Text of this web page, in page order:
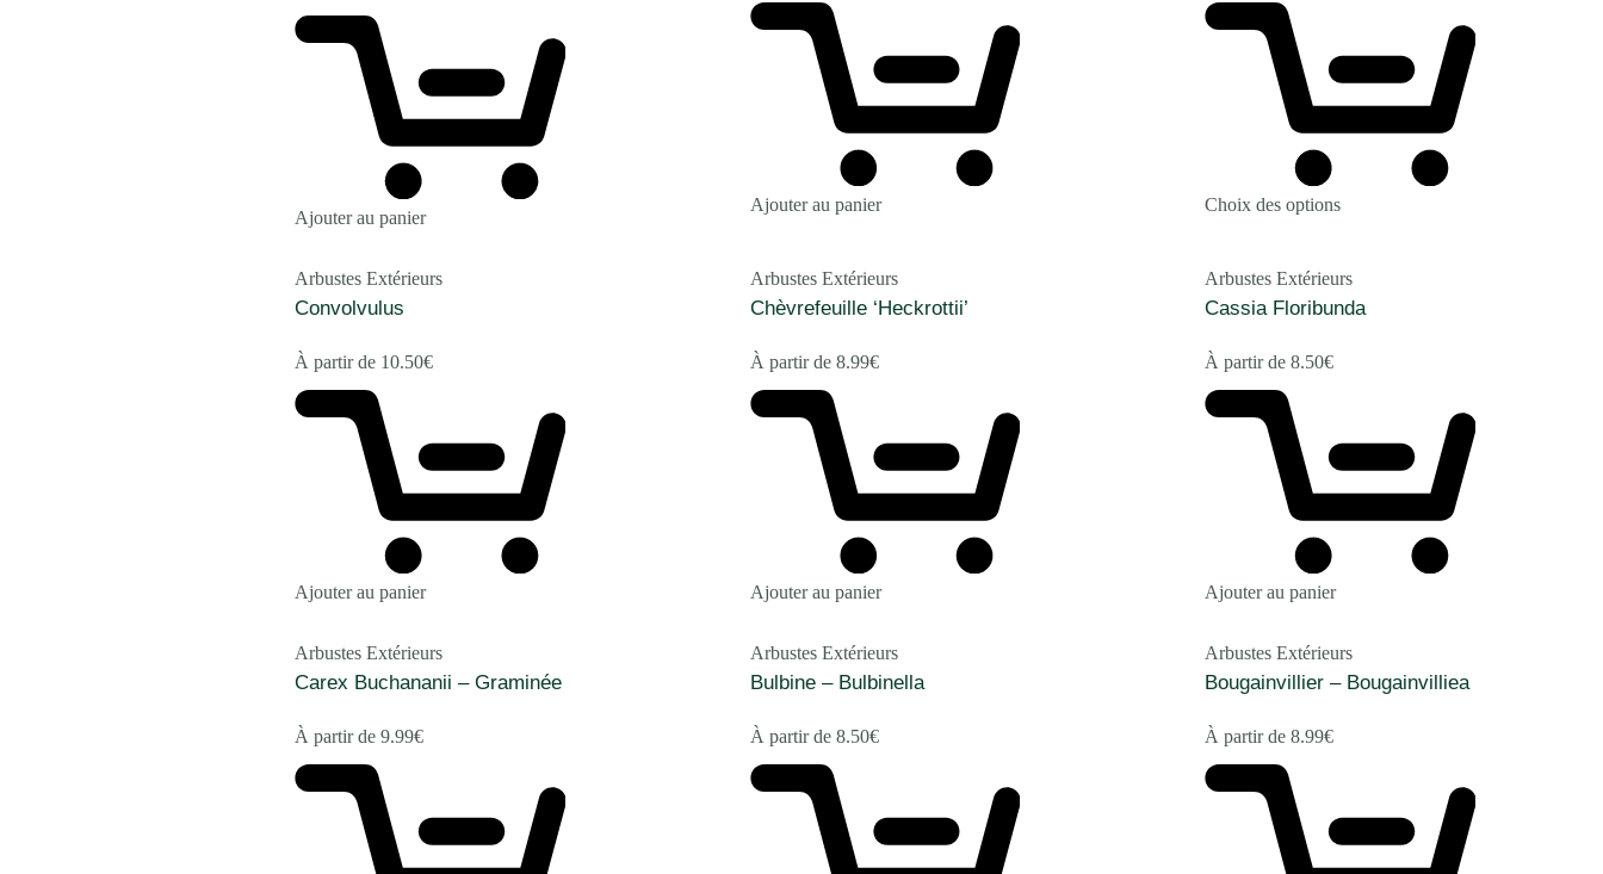
Ajouter au panier
Ajouter au panier Choix des options
Arbustes Extérieurs
Convolvulus
À partir de 10.50€
Ajouter au panier
Arbustes Extérieurs
Chèvrefeuille ‘Heckrottii’
À partir de 8.99€
Ajouter au panier
Arbustes Extérieurs
Cassia Floribunda
À partir de8.50€
Ajouter au panier
Arbustes Extérieurs
Carex Buchananii – Graminée
À partir de 9.99€
Arbustes Extérieurs
Bulbine – Bulbinella
À partir de 8.50€
Arbustes Extérieurs
Bougainvillier – Bougainvilliea
À partir de8.99€